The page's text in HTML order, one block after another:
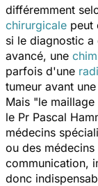
différemment
chirurgicale peut
si le diagnostic
avancé, une
parfois d'une
tumeur avant
Mais "le
le Pr Pascal
médecins
ou des
communication,
donc